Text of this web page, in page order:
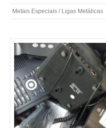
Metais Especiais / Ligas Metálicas